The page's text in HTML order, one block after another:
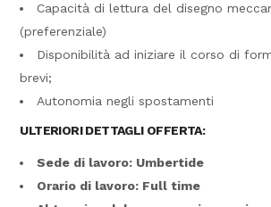
Capacità di lettura del disegno
(preferenziale)
Disponibilità ad iniziare il corso di
brevi;
Autonomia negli spostamenti
ULTERIORI DETTAGLI OFFERTA:
Sede di lavoro: Umbertide
Orario di lavoro: Full time